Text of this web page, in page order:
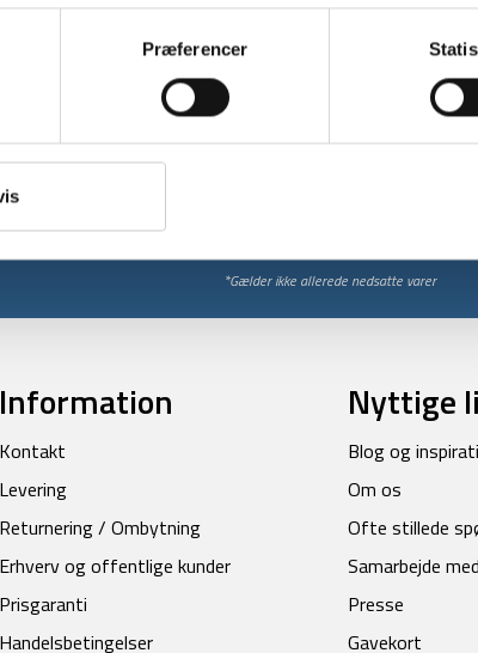
Præferencer
Få unikke tilbud og rabatter
dig vores nyhedsbrev og modtag med det samme en
*Gælder ikke allerede nedsatte varer
Information
Kontakt
Levering
Returnering / Ombytning
Erhverv og offentlige kunder
Prisgaranti
Handelsbetingelser
Nyttige
Blog og
Om os
Ofte stillede
Samarbejde
Presse
Gavekort